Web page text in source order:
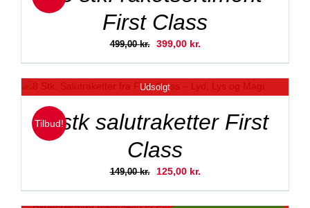
First Class
499,00kr.
Den
var:
399,00 kr.
er:
Udsolgt
Tilbud!
8 stk salutraketter First
Class
149,00kr.
Den
125,00 kr.